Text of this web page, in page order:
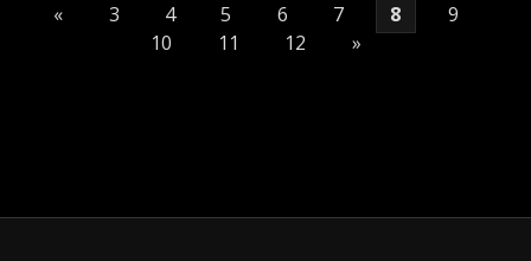
« 3 4 5 6 7 8
9
10
11 12 »